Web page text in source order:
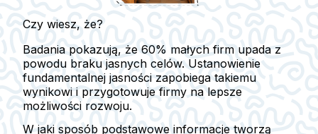
Czy wiesz, że?
Badania pokazują, że 60% małych firm upada z
powodu braku jasnych celów. Ustanowienie
fundamentalnej jasności zapobiega takiemu
wynikowi i przygotowuje firmy na lepsze
możliwości rozwoju.
W jaki sposób podstawowe informacje tworzą